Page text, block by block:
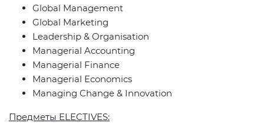
Global Management
Global Marketing
Leadership & Organisation
Managerial Accounting
Managerial Finance
Managerial Economics
Managing Change & Innovation
Предметы ELECTIVES: